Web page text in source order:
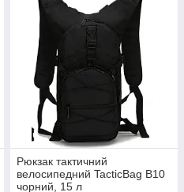
Рюкзак тактичний
велосипедний TacticBag B10
чорний, 15 л